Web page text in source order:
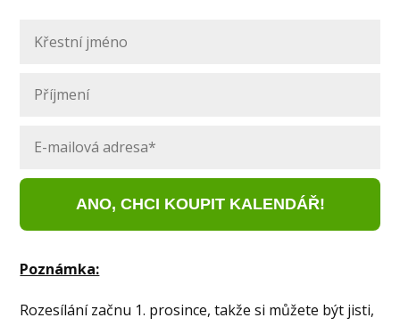
ANO, CHCI KOUPIT KALENDÁŘ!
Poznámka:
Rozesílání začnu 1. prosince, takže si můžete být jisti,